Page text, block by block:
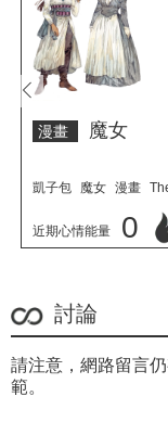
漫畫 魔女
凱子包 魔女 漫畫
近期心情能量 0
prev
討論
請注意，網路留言
範。